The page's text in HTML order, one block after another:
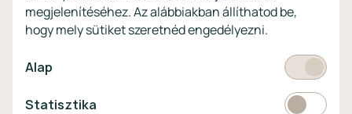
Látogasson el a KiberPajzs
honlapra!
megjelenítéséhez. Az alábbiakban állíthatod be,
hogy mely sütiket szeretnéd engedélyezni.
Alap Kötelező
Statisztika Statisztikai